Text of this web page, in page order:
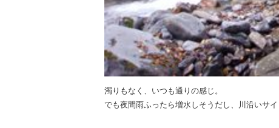
濁りもなく、いつも通りの感じ。
でも夜間雨ふったら増水しそうだし、川沿いサ